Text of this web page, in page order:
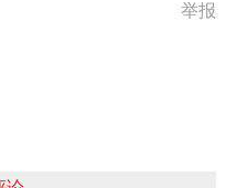
举报